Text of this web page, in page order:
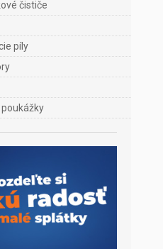
čističe
píly
poukážky